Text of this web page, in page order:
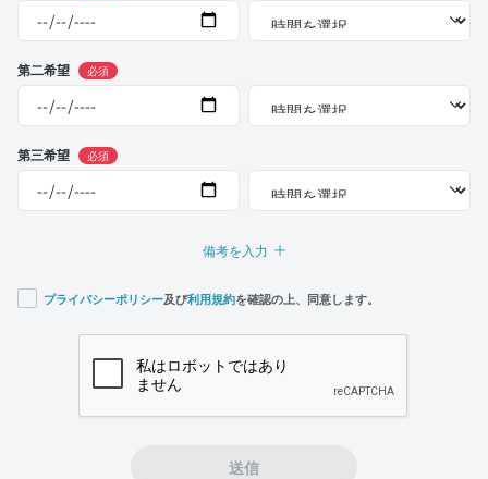
第二希望 必須
第三希望 必須
備考を入力
プライバシーポリシー及び利用規約を確認の上、同意します。
送信